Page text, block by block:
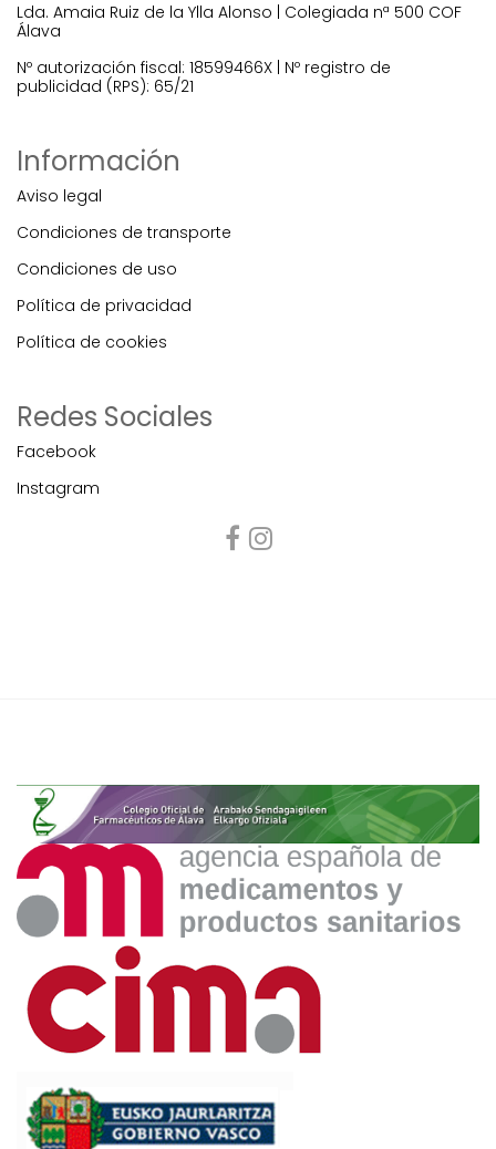
Lda. Amaia Ruiz de la Ylla Alonso | Colegiada nª 500 COF
Álava
Nº autorización fiscal: 18599466X | Nº registro de
publicidad (RPS): 65/21
Información
Aviso legal
Condiciones de transporte
Condiciones de uso
Política de privacidad
Política de cookies
Redes Sociales
Facebook
Instagram